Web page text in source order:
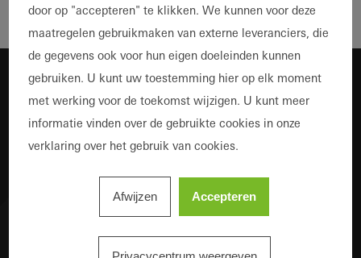
de gebruikelijke hoge Schüco-normen.
door op "accepteren" te klikken. We kunnen voor deze
maatregelen gebruikmaken van externe leveranciers, die
de gegevens ook voor hun eigen doeleinden kunnen
gebruiken. U kunt uw toestemming hier op elk moment
met werking voor de toekomst wijzigen. U kunt meer
informatie vinden over de gebruikte cookies in onze
verklaring over het gebruik van cookies.
Afwijzen Accepteren